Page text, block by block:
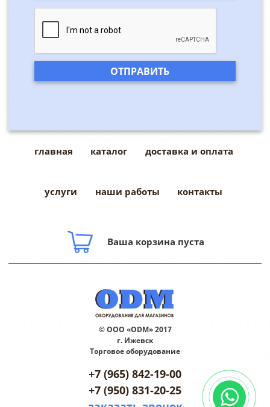
главная каталог доставка и оплата
услуги наши работы контакты
Ваша корзина пуста
© ООО «ODM» 2017
г. Ижевск
Торговое оборудование
+7 (965) 842-19-00
+7 (950) 831-20-25